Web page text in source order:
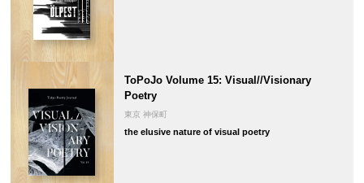
ToPoJo Volume 15: Visual//Visionary
Poetry
東京 神保町
the elusive nature of visual poetry